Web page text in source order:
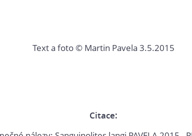
Text a foto © Martin Pavela 3.5.2015
Citace: